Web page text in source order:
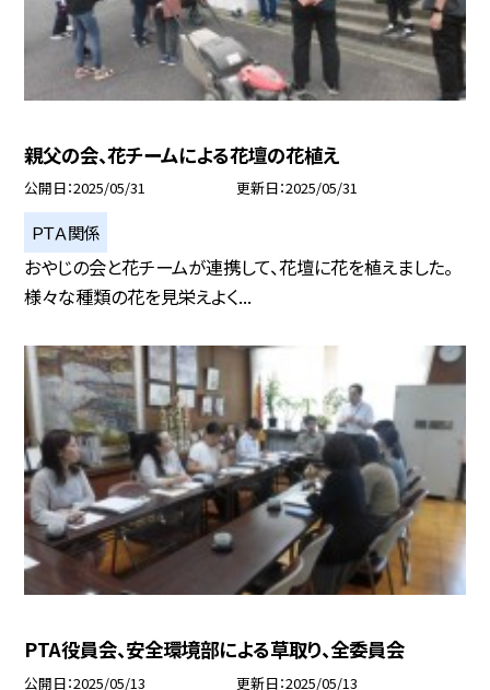
親父の会、花チームによる花壇の花植え
公開日 2025/05/31 更新日 2025/05/31
ＰＴＡ関係
おやじの会と花チームが連携して、花壇に花を植えました。
様々な種類の花を見栄えよく...
PTA役員会、安全環境部による草取り、全委員会
公開日 2025/05/13 更新日 2025/05/13